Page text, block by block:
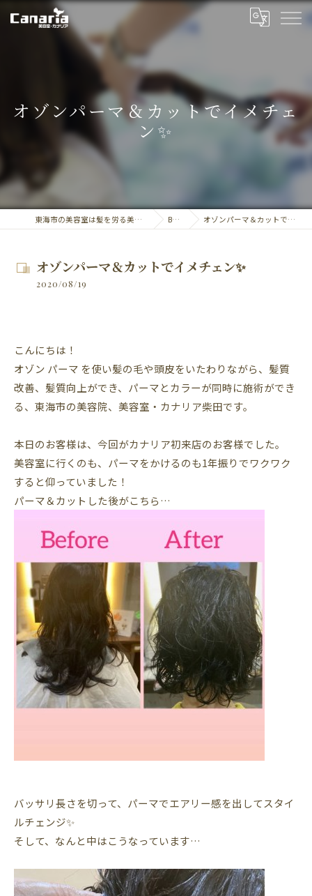
オゾンパーマ＆カットでイメチェ
ン✨
東海市の美容室は髪を労る美容室・カナリア BLOG オゾンパーマ＆カットでイメチェン✨
オゾンパーマ＆カットでイメチェン✨
2020/08/19
こんにちは！
オゾン パーマ を使い髪の毛や頭皮をいたわりながら、髪質
改善、髪質向上ができ、パーマとカラーが同時に施術ができ
る、東海市の美容院、美容室・カナリア柴田です。
本日のお客様は、今回がカナリア初来店のお客様でした。
美容室に行くのも、パーマをかけるのも1年振りでワクワク
すると仰っていました！
パーマ＆カットした後がこちら…
バッサリ長さを切って、パーマでエアリー感を出してスタイ
ルチェンジ✨
そして、なんと中はこうなっています…